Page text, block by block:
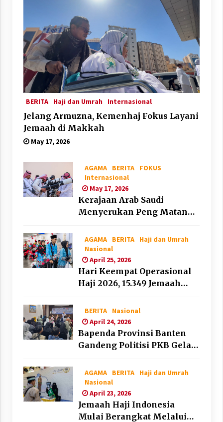
BERITA Haji dan Umrah Internasional
Jelang Armuzna, Kemenhaj Fokus Layani
Jemaah di Makkah
May 17, 2026
AGAMA BERITA
FOKUS
Internasional
May 17, 2026
Kerajaan Arab Saudi
Menyerukan Peng Matan
Minggu
AGAMA BERITA
Haji dan Umrah
Nasional
April 25, 2026
Hari Keempat Operasional
Haji 2026, 15.349 Jemaah
BERITA
Nasional
April 24, 2026
Bapenda Provinsi Banten
Gandeng Politisi PKB Gelar
Pajak Daerah di Kota
Tangerang
AGAMA BERITA
Haji dan Umrah
Nasional
April 23, 2026
Jemaah Haji Indonesia
Mulai Berangkat Melalui